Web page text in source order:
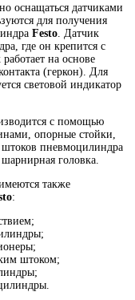
оснащаться датчиками
для получения
Festo . Датчик
где он крепится с
на основе
(геркон). Для
световой индикатор
с помощью
опорные стойки,
пневмоцилиндра
головка.
также
:
штоком;